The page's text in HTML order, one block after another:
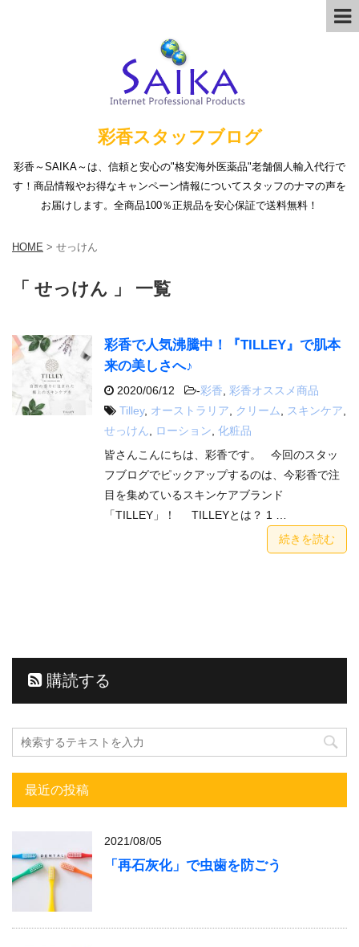
彩香スタッフブログ
彩香～SAIKA～は、信頼と安心の"格安海外医薬品"老舗個人輸入代行で
す！商品情報やお得なキャンペーン情報についてスタッフのナマの声を
お届けします。全商品100％正規品を安心保証で送料無料！
HOME > せっけん
「 せっけん 」 一覧
彩香で人気沸騰中！『TILLEY』で肌本
来の美しさへ♪
2020/06/12 -彩香
彩香オススメ商品
Tilley, オーストラリア クリーム スキンケア
せっけん
ローション 化粧品
皆さんこんにちは、彩香です。 今回のスタッ
フブログでピックアップするのは、今彩香で注
目を集めているスキンケアブランド
「TILLEY」！ TILLEYとは？ 1 …
続きを読む
購読する
最近の投稿
2021/08/05
「再石灰化」で虫歯を防ごう